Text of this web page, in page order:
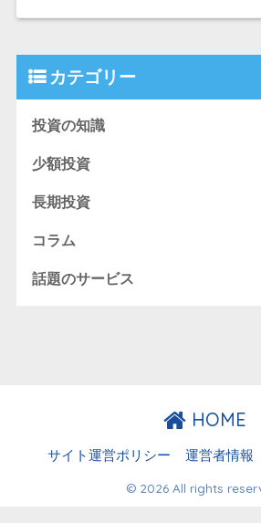
カテゴリー
投資の知識
少額投資
長期投資
コラム
話題のサービス
HOME
サイト運営ポリシー 運営者情報
© 2026 All rights